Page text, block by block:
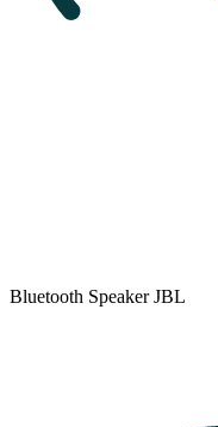
Bluetooth Speaker JBL